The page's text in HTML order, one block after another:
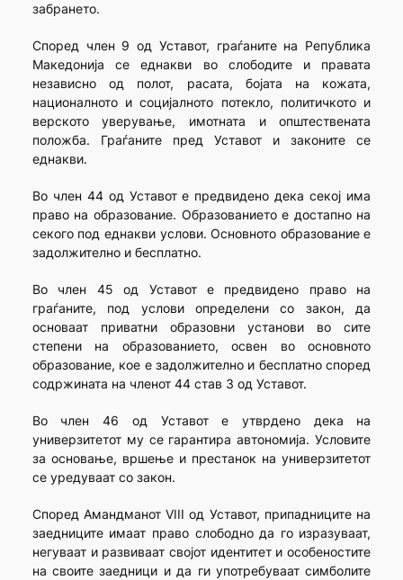
забрането.
Според член 9 од Уставот, граѓаните на Република
Македонија се еднакви во слободите и правата
независно од полот, расата, бојата на кожата,
националното и социјалното потекло, политичкото и
верското уверување, имотната и општествената
положба. Граѓаните пред Уставот и законите се
еднакви.
Во член 44 од Уставот е предвидено дека секој има
право на образование. Образованието е достапно на
секого под еднакви услови. Основното образование е
задолжително и бесплатно.
Во член 45 од Уставот е предвидено право на
граѓаните, под услови определени со закон, да
основаат приватни образовни установи во сите
степени на образованието, освен во основното
образование, кое е задолжително и бесплатно според
содржината на членот 44 став 3 од Уставот.
Во член 46 од Уставот е утврдено дека на
универзитетот му се гарантира автономија. Условите
за основање, вршење и престанок на универзитетот
се уредуваат со закон.
Според Амандманот VIII од Уставот, припадниците на
заедниците имаат право слободно да го изразуваат,
негуваат и развиваат својот идентитет и особеностите
на своите заедници и да ги употребуваат симболите